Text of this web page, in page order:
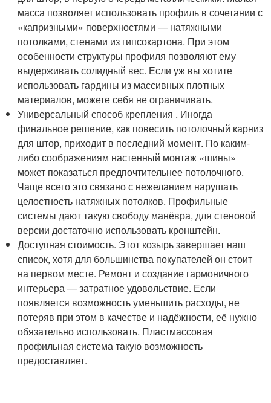
масса позволяет использовать профиль в сочетании с
«капризными» поверхностями — натяжными
потолками, стенами из гипсокартона. При этом
особенности структуры профиля позволяют ему
выдерживать солидный вес. Если уж вы хотите
использовать гардины из массивных плотных
материалов, можете себя не ограничивать.
Универсальный способ крепления . Иногда
финальное решение, как повесить потолочный карниз
для штор, приходит в последний момент. По каким-
либо соображениям настенный монтаж «шины»
может показаться предпочтительнее потолочного.
Чаще всего это связано с нежеланием нарушать
целостность натяжных потолков. Профильные
системы дают такую свободу манёвра, для стеновой
версии достаточно использовать кронштейн.
Доступная стоимость. Этот козырь завершает наш
список, хотя для большинства покупателей он стоит
на первом месте. Ремонт и создание гармоничного
интерьера — затратное удовольствие. Если
появляется возможность уменьшить расходы, не
потеряв при этом в качестве и надёжности, её нужно
обязательно использовать. Пластмассовая
профильная система такую возможность
предоставляет.